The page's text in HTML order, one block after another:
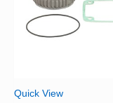
Quick View